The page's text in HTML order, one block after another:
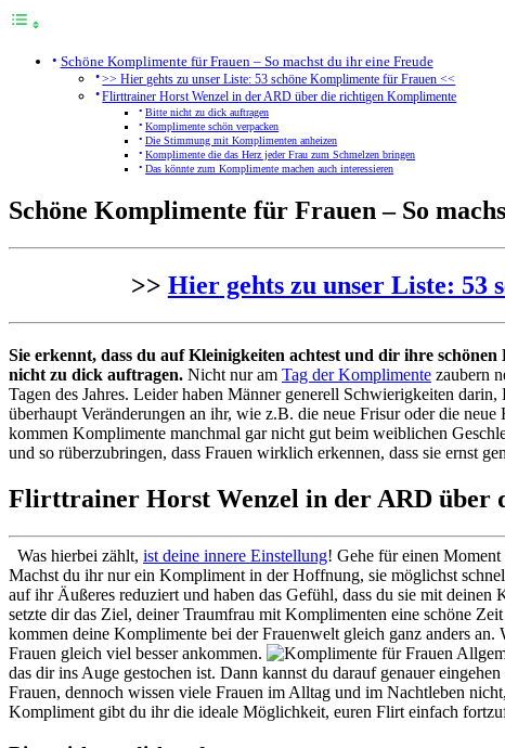
Schöne Komplimente für Frauen – So machst du ihr eine Freude
>> Hier gehts zu unser Liste: 53 schöne Komplimente für Frauen <<
Flirttrainer Horst Wenzel in der ARD über die richtigen Komplimente
Bitte nicht zu dick auftragen
Komplimente schön verpacken
Die Stimmung mit Komplimenten anheizen
Komplimente die das Herz jeder Frau zum Schmelzen bringen
Das könnte zum Komplimente machen auch interessieren
Schöne Komplimente für Frauen – So
>> Hier gehts zu unser Liste: 53
Sie erkennt, dass du auf Kleinigkeiten achtest und dir ihre
nicht zu dick auftragen. Nicht nur am Tag der Komplimente zaubern
Tagen des Jahres. Leider haben Männer generell Schwierigkeiten
überhaupt Veränderungen an ihr, wie z.B. die neue Frisur oder die
kommen Komplimente manchmal gar nicht gut beim weiblichen
und so rüberzubringen, dass Frauen wirklich erkennen, dass sie ernst
Flirttrainer Horst Wenzel in der ARD über
Was hierbei zählt, ist deine innere Einstellung! Gehe für einen
Machst du ihr nur ein Kompliment in der Hoffnung, sie möglichst
auf ihr Äußeres reduziert und haben das Gefühl, dass du sie mit
setzte dir das Ziel, deiner Traumfrau mit Komplimenten eine schöne
kommen deine Komplimente bei der Frauenwelt gleich ganz anders
Frauen gleich viel besser ankommen.
das dir ins Auge gestochen ist. Dann kannst du darauf genauer
Frauen, dennoch wissen viele Frauen im Alltag und im Nachtleben
Kompliment gibt du ihr die ideale Möglichkeit, euren Flirt einfach